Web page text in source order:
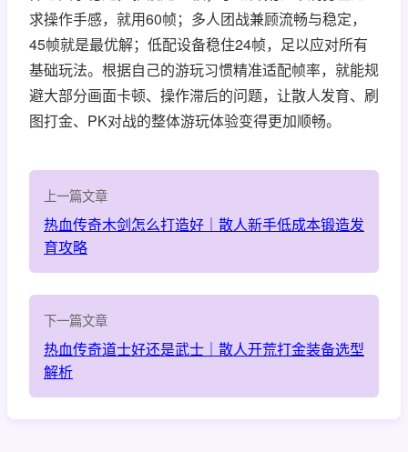
求操作手感，就用60帧；多人团战兼顾流畅与稳定，
45帧就是最优解；低配设备稳住24帧，足以应对所有
基础玩法。根据自己的游玩习惯精准适配帧率，就能规
避大部分画面卡顿、操作滞后的问题，让散人发育、刷
图打金、PK对战的整体游玩体验变得更加顺畅。
上一篇文章
热血传奇木剑怎么打造好｜散人新手低成本锻造发
育攻略
下一篇文章
热血传奇道士好还是武士｜散人开荒打金装备选型
解析